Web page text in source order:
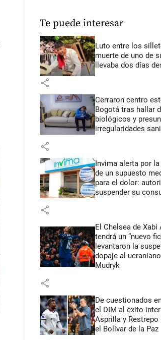
Te puede interesar
Luto entre los
muerte de uno de
llevaba dos días
share
Cerraron centro
Bogotá tras hallar
biológicos y
irregularidades
share
Invima alerta por la
de un supuesto
para el dolor:
suspender su
share
El Chelsea de Xabi
tendrá un “nuevo
levantaron la
dopaje al
Mudryk
share
De cuestionados
el DIM al éxito
Asprilla y Restrepo
el Bolívar de la Paz